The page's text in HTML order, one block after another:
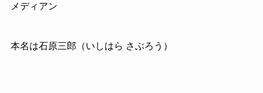
メディアン
本名は石原三郎（いしはら さぶろう）